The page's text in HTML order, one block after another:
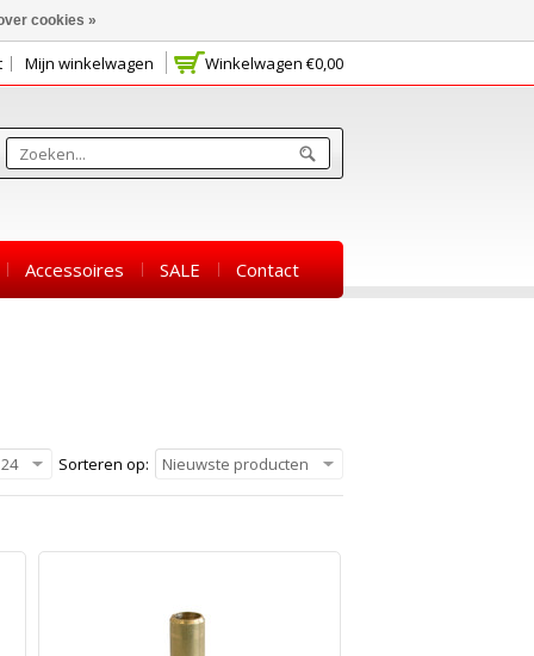
Winkelwagen €0,00
Mijn winkelwagen
Accessoires SALE Contact
Sorteren op: Nieuwste producten
24
cookies »